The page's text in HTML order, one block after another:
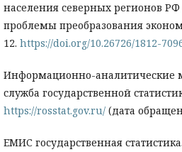
населения северных регионов
проблемы преобразования
12. https://doi.org/10.26726/1812-
Информационно-аналитические
служба государственной
https://rosstat.gov.ru/ (дата
ЕМИС государственная